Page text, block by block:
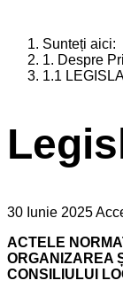
Sunteți aici:
1. Despre
1.1
30 Iunie 2025
ACTELE
ORGANIZAREA
CONSILIULUI